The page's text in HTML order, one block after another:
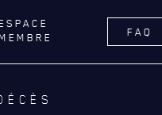
FAQ
GOUVERNANCE